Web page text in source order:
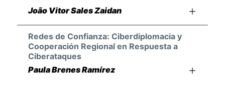
João Vitor Sales Zaidan
Redes de Confianza: Ciberdiplomacia y
Cooperación Regional en Respuesta a
Ciberataques
Paula Brenes Ramírez